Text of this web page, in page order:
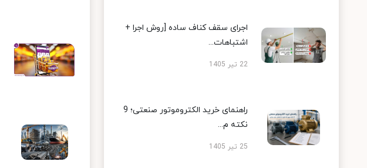
اجرای سقف کناف ساده [روش اجرا +
اشتباهات...
22 تیر 1405
راهنمای خرید الکتروموتور صنعتی؛ 9
نکته م...
25 تیر 1405